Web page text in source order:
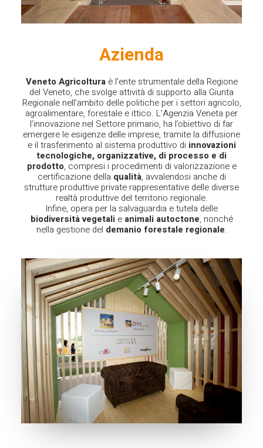
Azienda
Veneto Agricolturaè l’ente strumentale della Regione
del Veneto, che svolge attività di supporto alla Giunta
Regionale nell’ambito delle politiche per i settori agricolo,
agroalimentare, forestale e ittico. L’Agenzia Veneta per
l’innovazione nel Settore primario, ha l’obiettivo di far
emergere le esigenze delle imprese, tramite la diffusione
e il trasferimento al sistema produttivo di innovazioni
tecnologiche, organizzative, di processo e di
prodotto, compresi i procedimenti di valorizzazione e
certificazione della qualità, avvalendosi anche di
strutture produttive private rappresentative delle diverse
realtà produttive del territorio regionale.
Infine, opera per la salvaguardia e tutela delle
biodiversitàvegetalie animali autoctone, nonché
nella gestione del demanio forestale regionale.